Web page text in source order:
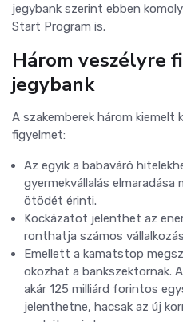
jegybank szerint ebben
Start Program is.
Három veszélyre
jegybank
A szakemberek három kiemelt
figyelmet:
Az egyik a babaváró
gyermekvállalás
ötödét érinti.
Kockázatot jelenthet az
ronthatja számos
Emellett a kamatstop
okozhat a bankszektornak.
akár 125 milliárd forintos
jelenthetne, hacsak az új